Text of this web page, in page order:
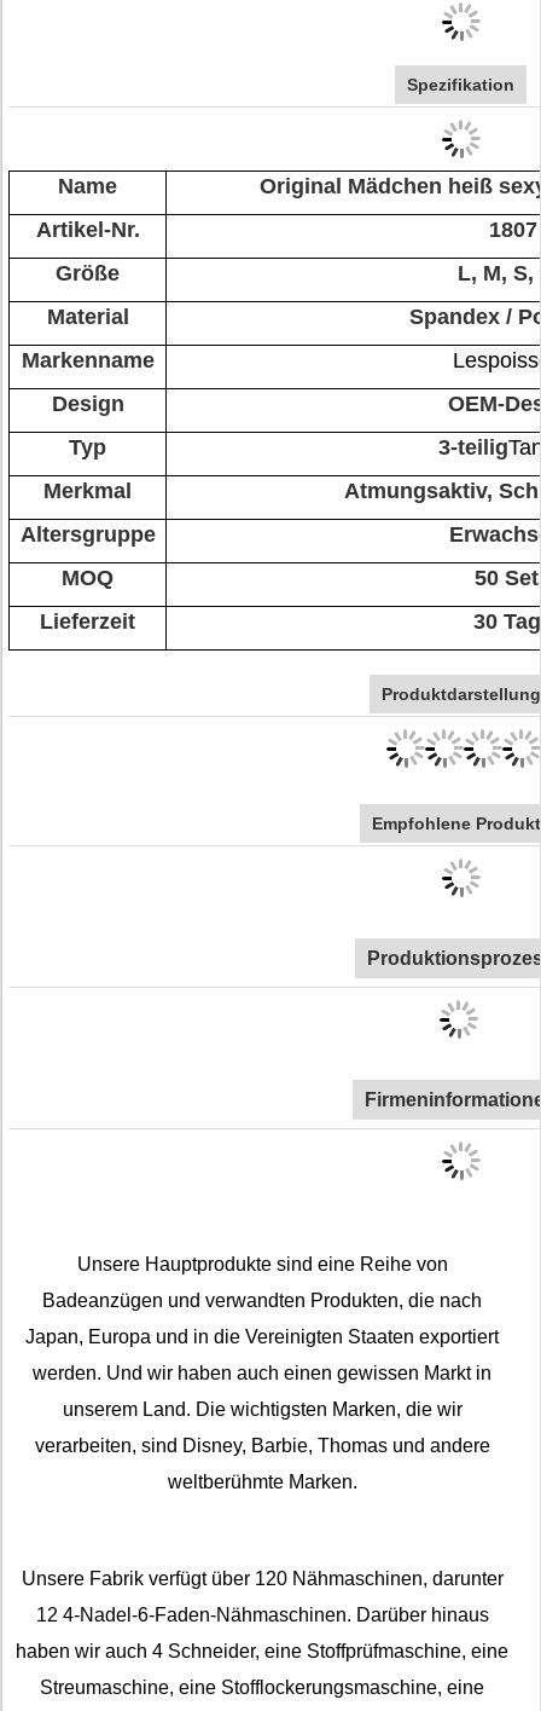
Spezifikation
Name
Original Mädchen heiß
Artikel-Nr.
1807
Größe
L, M, S,
Material
Spandex /
Markenname
Design
OEM-
Typ
3-teilig
Merkmal
Atmungsaktiv,
Altersgruppe
MOQ
50
Lieferzeit
30
Produktdarstellung
Empfohlene
Unsere Hauptprodukte sind eine Reihe von
Badeanzügen und verwandten Produkten, die nach
Japan, Europa und in die Vereinigten Staaten exportiert
werden. Und wir haben auch einen gewissen Markt in
unserem Land. Die wichtigsten Marken, die wir
verarbeiten, sind Disney, Barbie, Thomas und andere
weltberühmte Marken.
Unsere Fabrik verfügt über 120 Nähmaschinen, darunter
12 4-Nadel-6-Faden-Nähmaschinen. Darüber hinaus
haben wir auch 4 Schneider, eine Stoffprüfmaschine, eine
Streumaschine, eine Stofflockerungsmaschine, eine